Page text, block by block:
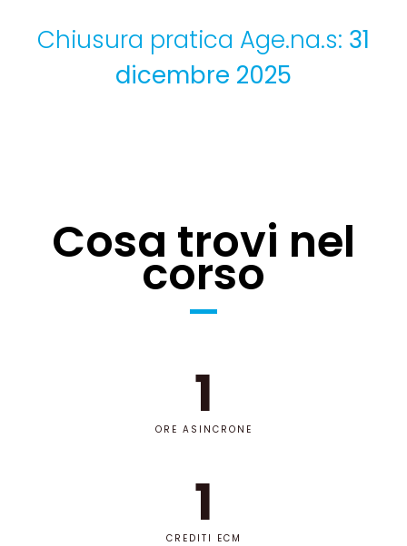
Chiusura pratica Age.na.s: 31
dicembre 2025
Cosa trovi nel
corso
ORE ASINCRONE
1
CREDITI ECM
1